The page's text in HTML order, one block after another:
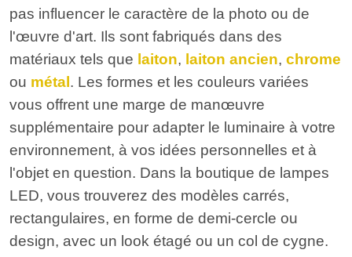
pas influencer le caractère de la photo ou de
l'œuvre d'art. Ils sont fabriqués dans des
matériaux tels que laiton, laiton ancien, chrome
ou métal . Les formes et les couleurs variées
vous offrent une marge de manœuvre
supplémentaire pour adapter le luminaire à votre
environnement, à vos idées personnelles et à
l'objet en question. Dans la boutique de lampes
LED, vous trouverez des modèles carrés,
rectangulaires, en forme de demi-cercle ou
design, avec un look étagé ou un col de cygne.